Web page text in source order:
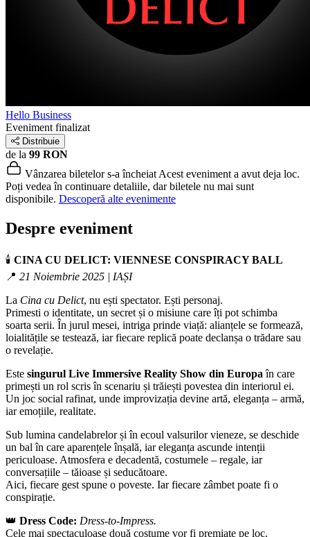
Hello Business
Eveniment finalizat
Distribuie
de la 99 RON
Vânzarea biletelor s-a încheiat Acest eveniment a avut deja loc.
Poți vedea în continuare detaliile, dar biletele nu mai sunt
disponibile. Descoperă alte evenimente
Despre eveniment
🕯️ CINA CU DELICT: VIENNESE CONSPIRACY BALL
📍 21 Noiembrie 2025 | IAȘI
La Cina cu Delict, nu ești spectator. Ești personaj.
Primesti o identitate, un secret și o misiune care îți pot schimba
soarta serii. În jurul mesei, intriga prinde viață: alianțele se formează,
loialitățile se testează, iar fiecare replică poate declanșa o trădare sau
o revelație.
Este singurul Live Immersive Reality Show din Europa în care
primești un rol scris în scenariu și trăiești povestea din interiorul ei.
Un joc social rafinat, unde improvizația devine artă, eleganța – armă,
iar emoțiile, realitate.
Sub lumina candelabrelor și în ecoul valsurilor vieneze, se deschide
un bal în care aparențele înșală, iar eleganța ascunde intenții
periculoase. Atmosfera e decadentă, costumele – regale, iar
conversațiile – tăioase și seducătoare.
Aici, fiecare gest spune o poveste. Iar fiecare zâmbet poate fi o
conspirație.
👑 Dress Code: Dress-to-Impress.
Cele mai spectaculoase două costume vor fi premiate pe loc.